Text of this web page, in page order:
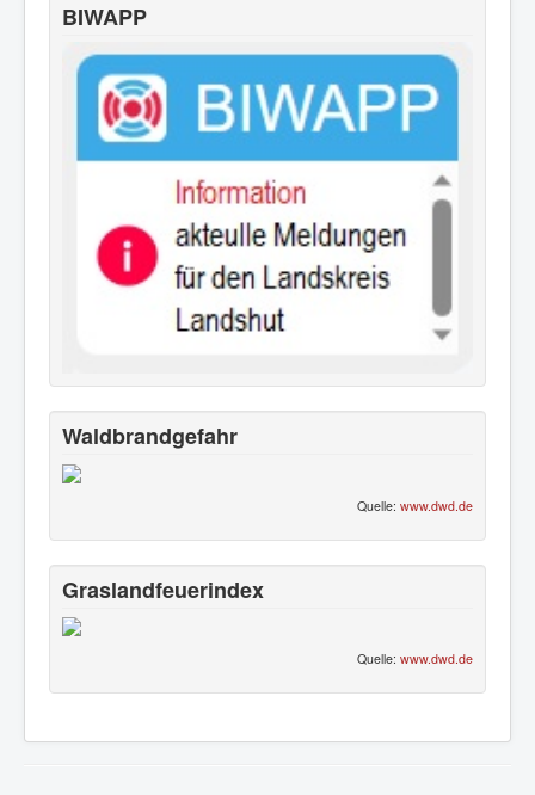
BIWAPP
Waldbrandgefahr
Quelle: www.dwd.de
Graslandfeuerindex
Quelle: www.dwd.de